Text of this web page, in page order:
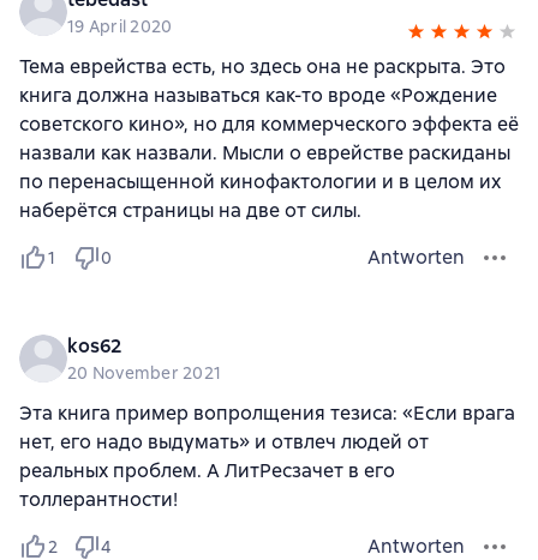
19 April 2020
Тема еврейства есть, но здесь она не раскрыта. Это
книга должна называться как-то вроде «Рождение
советского кино», но для коммерческого эффекта её
назвали как назвали. Мысли о еврействе раскиданы
по перенасыщенной кинофактологии и в целом их
наберётся страницы на две от силы.
1 0 Antworten
kos62
20 November 2021
Эта книга пример вопролщения тезиса: «Если врага
нет, его надо выдумать» и отвлеч людей от
реальных проблем. А ЛитРесзачет в его
толлерантности!
2 4 Antworten